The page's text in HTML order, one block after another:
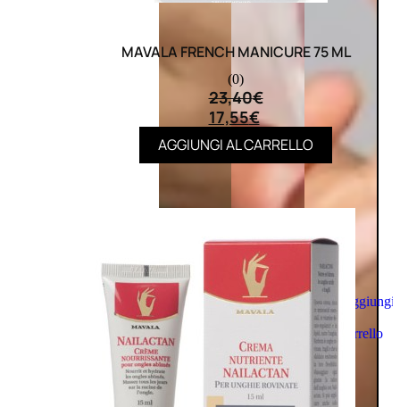
Aggiungi
carrello
MAVALA FRENCH MANICURE 75 ML
(0)
23,40€
17,55€
AGGIUNGI AL CARRELLO